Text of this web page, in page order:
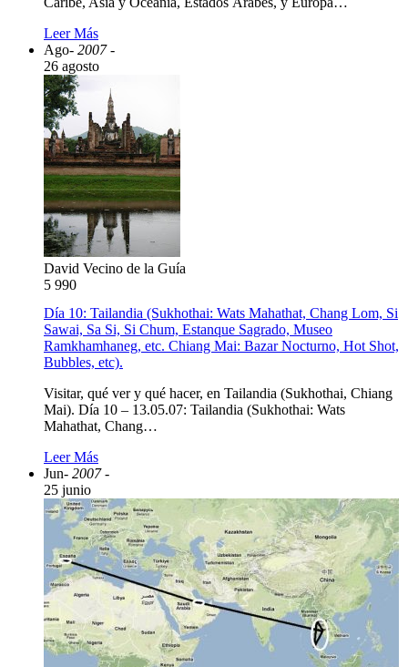
Leer Más
Ago- 2007 -
26 agosto
David Vecino de la Guía
5 990
Día 10: Tailandia (Sukhothai: Wats Mahathat, Chang Lom, Si
Sawai, Sa Si, Si Chum, Estanque Sagrado, Museo
Ramkhamhaneg, etc. Chiang Mai: Bazar Nocturno, Hot Shot,
Bubbles, etc).
Visitar, qué ver y qué hacer, en Tailandia (Sukhothai, Chiang
Mai). Día 10 – 13.05.07: Tailandia (Sukhothai: Wats
Mahathat, Chang…
Leer Más
Jun- 2007 -
25 junio